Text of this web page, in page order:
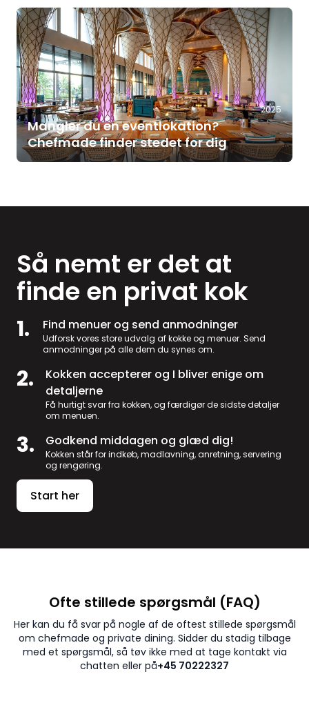
2025
Mangler du en eventlokation?
Chefmade finder stedet for dig
Så nemt er det at
finde en privat kok
1. Find menuer og send anmodninger
Udforsk vores store udvalg af kokke og menuer. Send
anmodninger på alle dem du synes om.
2.
Kokken accepterer og I bliver enige om
detaljerne
Få hurtigt svar fra kokken, og færdigør de sidste detaljer
om menuen.
3. Godkend middagen og glæd dig!
Kokken står for indkøb, madlavning, anretning, servering
og rengøring.
Start her
Ofte stillede spørgsmål (FAQ)
Her kan du få svar på nogle af de oftest stillede spørgsmål
om chefmade og private dining. Sidder du stadig tilbage
med et spørgsmål, så tøv ikke med at tage kontakt via
chatten eller på+45 70222327